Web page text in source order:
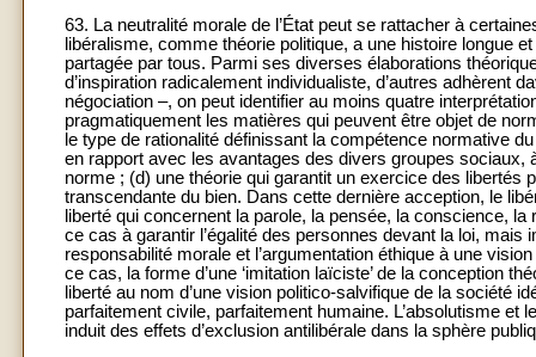
63. La neutralité morale de l’État peut se rattacher à
libéralisme, comme théorie politique, a une histoire longue
partagée par tous. Parmi ses diverses élaborations
d’inspiration radicalement individualiste, d’autres adhèrent
négociation –, on peut identifier au moins quatre
pragmatiquement les matières qui peuvent être objet de
le type de rationalité définissant la compétence normative
en rapport avec les avantages des divers groupes
norme ; (d) une théorie qui garantit un exercice des libertés
transcendante du bien. Dans cette dernière acception, le
liberté qui concernent la parole, la pensée, la conscience,
ce cas à garantir l’égalité des personnes devant la loi, mais
responsabilité morale et l’argumentation éthique à une
ce cas, la forme d’une ‘imitation laïciste’ de la conception
liberté au nom d’une vision politico-salvifique de la société
parfaitement civile, parfaitement humaine. L’absolutisme
induit des effets d’exclusion antilibérale dans la sphère